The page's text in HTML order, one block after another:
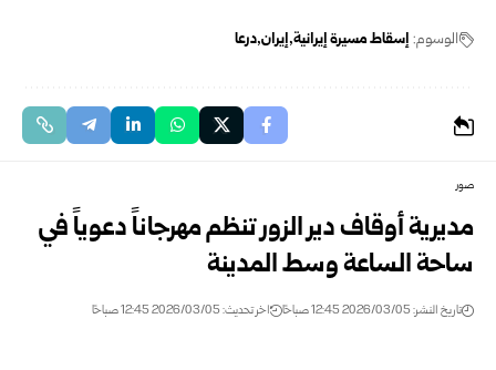
الوسوم: إسقاط مسيرة إيرانية إيران درعا
صور
مديرية أوقاف دير الزور تنظم مهرجاناً دعوياً في
ساحة الساعة وسط المدينة
تاريخ النشر: 2026/03/05 12:45 صباحًا اخر تحديث: 2026/03/05 12:45 صباحًا